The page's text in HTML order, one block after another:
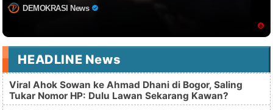
DEMOKRASI News
HEADLINE News
Viral Ahok Sowan ke Ahmad Dhani di Bogor, Saling
Tukar Nomor HP: Dulu Lawan Sekarang Kawan?